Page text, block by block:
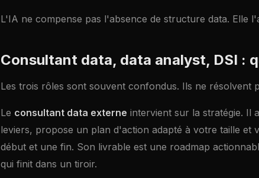
L'IA ne compense pas l'absence de structure data. Elle
Consultant data, data analyst, DSI :
Les trois rôles sont souvent confondus. Ils ne résolvent
Le consultant data externe intervient sur la stratégie. Il
leviers, propose un plan d'action adapté à votre taille et
début et une fin. Son livrable est une roadmap
qui finit dans un tiroir.